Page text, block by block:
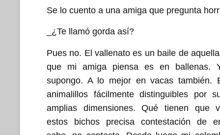
Se lo cuento a una amiga que pregunta
_¿Te llamó gorda así?
Pues no. El vallenato es un baile de
que mi amiga piensa es en ballenas.
supongo. A lo mejor en vacas también.
animalillos fácilmente distinguibles por
amplias dimensiones. Qué tienen que
estos bichos precisa contestación de